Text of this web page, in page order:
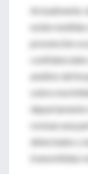
Actualmente,
están
prevención
análisis del
sobre
revisan una
detectados y
transmitidas